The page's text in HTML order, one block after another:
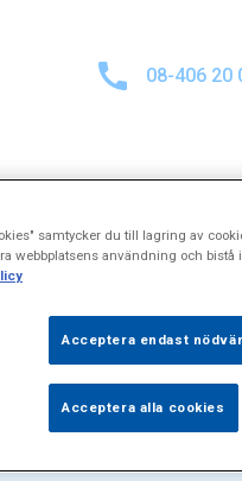
08-406 20
för
samtycker du till lagring av
webbplatsens användning och bistå
Acceptera endast
Acceptera alla cookies